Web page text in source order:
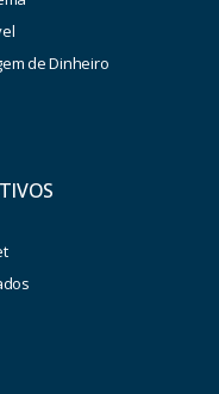
de Dinheiro